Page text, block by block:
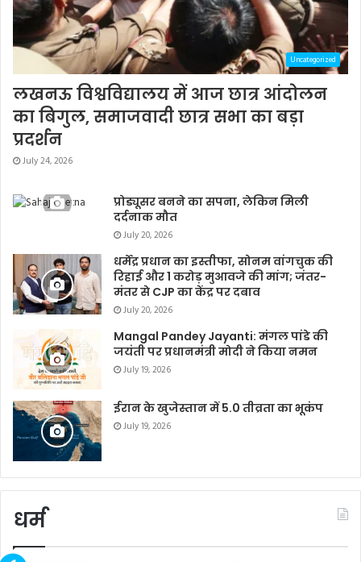
Uncategorized
लखनऊ विश्वविद्यालय में आज छात्र आंदोलन
का बिगुल, समाजवादी छात्र सभा का बड़ा
प्रदर्शन
July 24, 2026
प्रोड्यूसर बनने का सपना, लेकिन मिली
दर्दनाक मौत
July 20, 2026
धर्मेंद्र प्रधान का इस्तीफा, सोनम वांगचुक की
रिहाई और 1 करोड़ मुआवजे की मांग; जंतर-
मंतर से CJP का केंद्र पर दबाव
July 20, 2026
Mangal Pandey Jayanti: मंगल पांडे की
जयंती पर प्रधानमंत्री मोदी ने किया नमन
July 19, 2026
ईरान के खुजेस्तान में 5.0 तीव्रता का भूकंप
July 19, 2026
धर्म